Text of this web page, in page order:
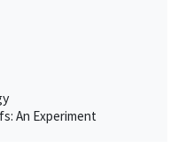
An Experiment